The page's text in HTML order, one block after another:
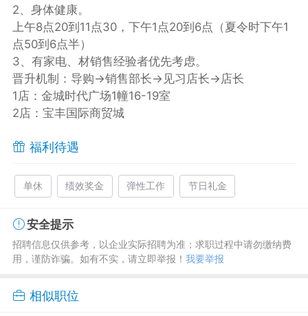
2、身体健康。
上午8点20到11点30，下午1点20到6点（夏令时下午1
点50到6点半）
3、有家电、材销售经验者优先考虑。
晋升机制：导购→销售部长→见习店长→店长
1店：金城时代广场1幢16-19室
2店：宝丰国际商贸城
福利待遇
单休 绩效奖金 弹性工作 节日礼金
安全提示
招聘信息仅供参考，以企业实际招聘为准；求职过程中请勿缴纳费
用，谨防诈骗。如有不实，请立即举报！ 我要举报
相似职位